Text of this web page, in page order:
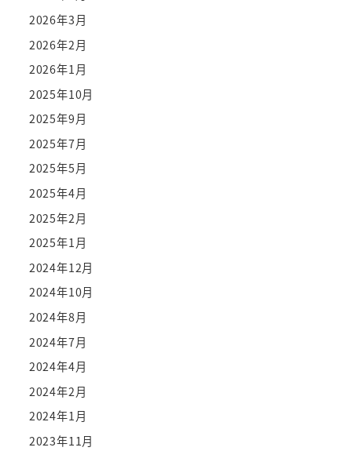
2026年3月
2026年2月
2026年1月
2025年10月
2025年9月
2025年7月
2025年5月
2025年4月
2025年2月
2025年1月
2024年12月
2024年10月
2024年8月
2024年7月
2024年4月
2024年2月
2024年1月
2023年11月